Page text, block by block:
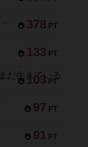
378 PT
アンダー・ザ・テーブラー
133 PT
103 PT
セミファイナル ～お前はまだ生きている～
97 PT
91 PT